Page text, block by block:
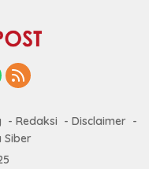
Redaksi
Disclaimer
Siber